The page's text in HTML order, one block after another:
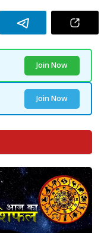
Join Now
Join Now